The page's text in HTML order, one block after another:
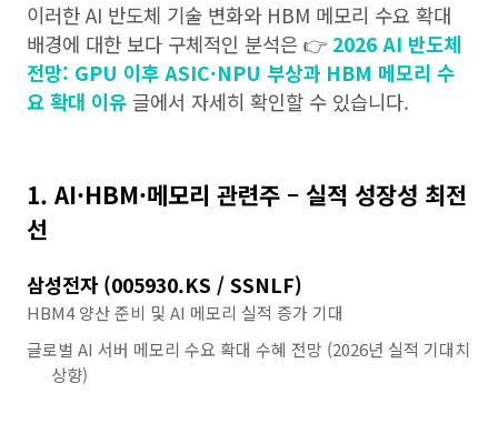
이러한 AI 반도체 기술 변화와 HBM 메모리 수요 확대
배경에 대한 보다 구체적인 분석은 👉 2026 AI 반도체
전망: GPU 이후 ASIC·NPU 부상과 HBM 메모리 수
요 확대 이유 글에서 자세히 확인할 수 있습니다.
1. AI·HBM·메모리 관련주 – 실적 성장성 최전
선
삼성전자 (005930.KS / SSNLF)
HBM4 양산 준비 및 AI 메모리 실적 증가 기대
글로벌 AI 서버 메모리 수요 확대 수혜 전망 (2026년 실적 기대치
상향)